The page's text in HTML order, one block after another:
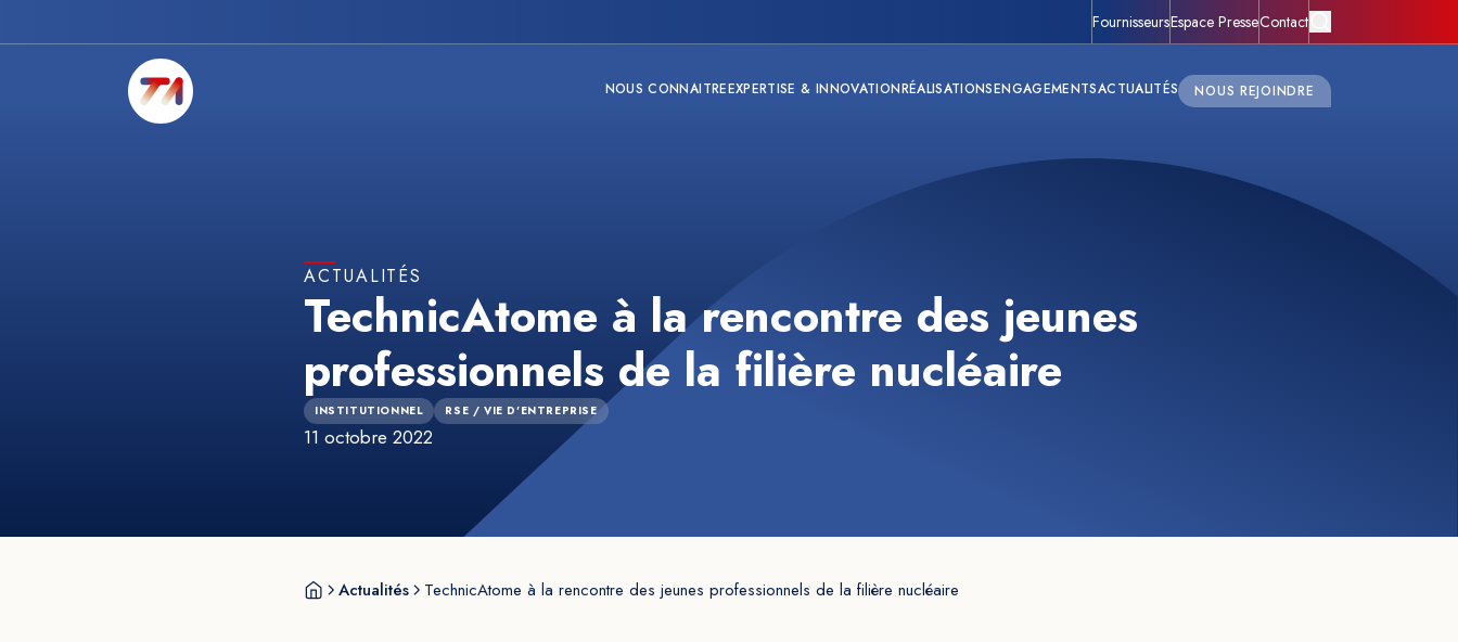
FournisseursEspace PresseContact
NOUS CONNAITREEXPERTISE & INNOVATIONRÉALISATIONSENGAGEMENTSACTUALITÉS NOUS REJOINDRE
ACTUALITÉS
TechnicAtome à la rencontre des jeunes
professionnels de la filière nucléaire
INSTITUTIONNEL RSE / VIE D'ENTREPRISE
11 octobre 2022
Actualités TechnicAtome à la rencontre des jeunes professionnels de la filière nucléaire